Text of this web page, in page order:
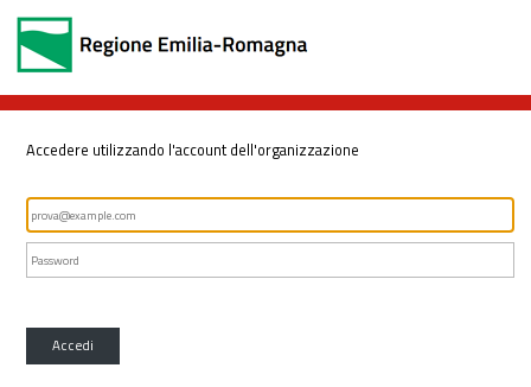
Accedere utilizzando l'account dell'organizzazione
Accedi